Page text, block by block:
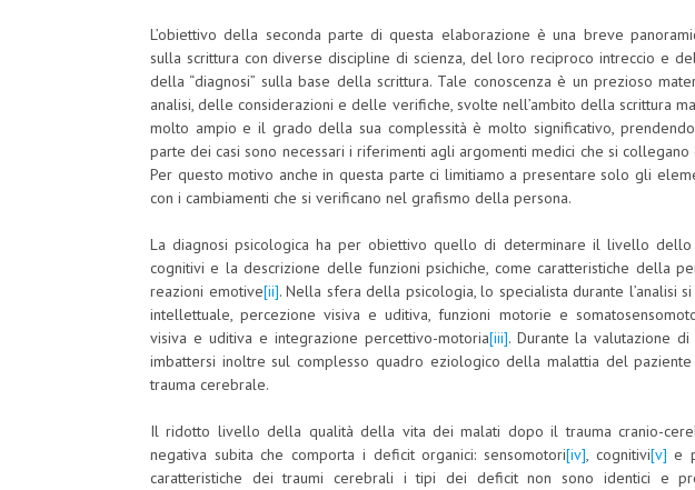
L’obiettivo della seconda parte di questa elaborazione è una breve
sulla scrittura con diverse discipline di scienza, del loro reciproco intreccio e
della “diagnosi” sulla base della scrittura. Tale conoscenza è un prezioso
analisi, delle considerazioni e delle verifiche, svolte nell’ambito della scrittura
molto ampio e il grado della sua complessità è molto significativo,
parte dei casi sono necessari i riferimenti agli argomenti medici che si collegano
Per questo motivo anche in questa parte ci limitiamo a presentare solo gli
con i cambiamenti che si verificano nel grafismo della persona.
La diagnosi psicologica ha per obiettivo quello di determinare il livello
cognitivi e la descrizione delle funzioni psichiche, come caratteristiche della
reazioni emotive[ii]. Nella sfera della psicologia, lo specialista durante l’analisi
intellettuale, percezione visiva e uditiva, funzioni motorie e
visiva e uditiva e integrazione percettivo-motoria[iii]. Durante la valutazione
imbattersi inoltre sul complesso quadro eziologico della malattia del
trauma cerebrale.
Il ridotto livello della qualità della vita dei malati dopo il trauma cranio-
negativa subita che comporta i deficit organici: sensomotori[iv], cognitivi[v] e
caratteristiche dei traumi cerebrali i tipi dei deficit non sono identici e